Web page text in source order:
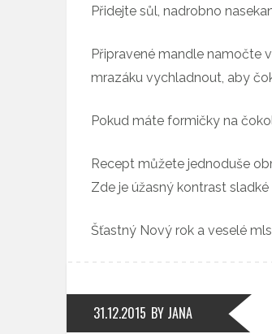
Přidejte sůl, nadrobno
Připravené mandle namočte
mrazáku vychladnout, aby
Pokud máte formičky na
Recept můžete jednoduše
Zde je úžasný kontrast
Šťastný Nový rok a veselé
31.12.2015 BY JANA